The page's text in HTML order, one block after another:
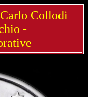
Collodi
-